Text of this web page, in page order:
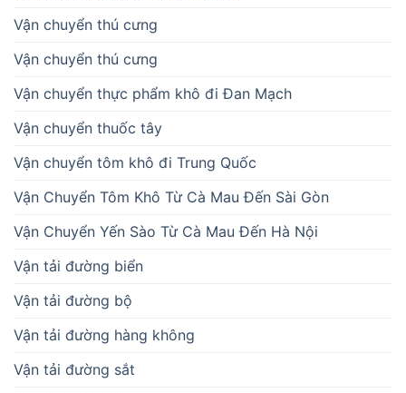
Vận chuyển thú cưng
Vận chuyển thú cưng
Vận chuyển thực phẩm khô đi Đan Mạch
Vận chuyển thuốc tây
Vận chuyển tôm khô đi Trung Quốc
Vận Chuyển Tôm Khô Từ Cà Mau Đến Sài Gòn
Vận Chuyển Yến Sào Từ Cà Mau Đến Hà Nội
Vận tải đường biển
Vận tải đường bộ
Vận tải đường hàng không
Vận tải đường sắt